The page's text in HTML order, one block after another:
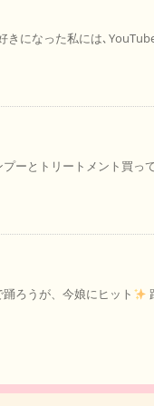
きになった私には､
ーとトリートメント買っ
ろうが、今娘にヒット